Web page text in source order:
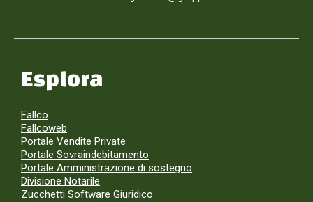
Esplora
Fallco
Fallcoweb
Portale Vendite Private
Portale Sovraindebitamento
Portale Amministrazione di sostegno
Divisione Notarile
Zucchetti Software Giuridico